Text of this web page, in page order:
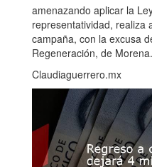
amenazando aplicar la
representatividad, realiza
campaña, con la excusa
Regeneración, de
Claudiaguerrero.mx